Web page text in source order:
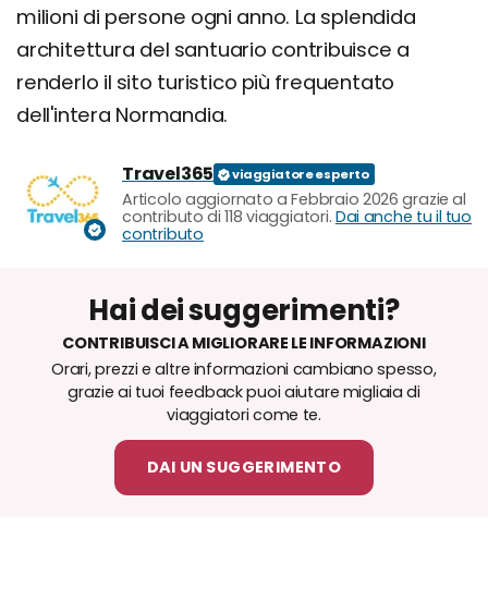
milioni di persone ogni anno. La splendida
architettura del santuario contribuisce a
renderlo il sito turistico più frequentato
dell'intera Normandia.
Travel365
Articolo aggiornato a Febbraio 2026 grazie al
contributo di 118 viaggiatori. Dai anche tu il tuo
contributo
Hai dei suggerimenti?
CONTRIBUISCI A MIGLIORARE LE INFORMAZIONI
Orari, prezzi e altre informazioni cambiano spesso,
grazie ai tuoi feedback puoi aiutare migliaia di
viaggiatori come te.
DAI UN SUGGERIMENTO